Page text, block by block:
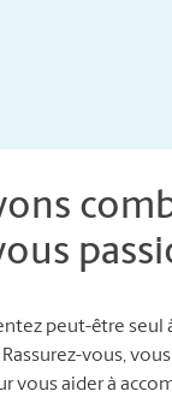
peut-être seul
vous, vous
vous aider à